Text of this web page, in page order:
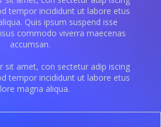
tempor incididunt ut labore etus
Quis ipsum suspend isse
commodo viverra maecenas
accumsan.
sit amet, con sectetur adip iscing
tempor incididunt ut labore etus
magna aliqua.